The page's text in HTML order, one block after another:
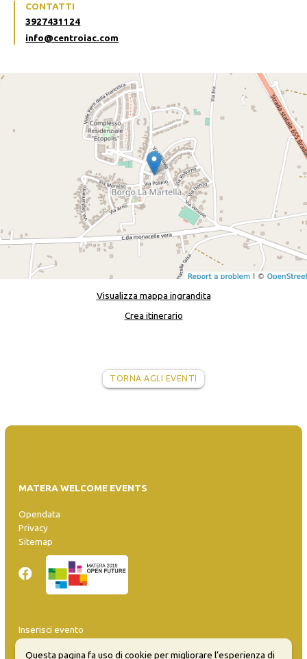
CONTATTI
3927431124
info@centroiac.com
Visualizza mappa ingrandita
Crea itinerario
TORNA AGLI EVENTI
MATERA WELCOME EVENTS
Opendata
Privacy
Sitemap
Inserisci evento
Guida
FAQ
Questa pagina fa uso di cookie per migliorare l’esperienza di